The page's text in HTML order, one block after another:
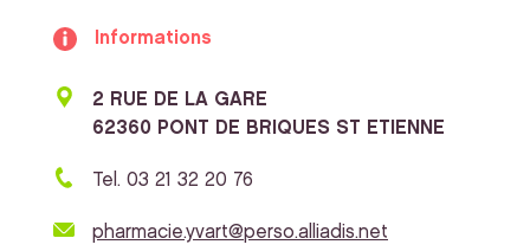
Informations
2 RUE DE LA GARE
62360 PONT DE BRIQUES ST ETIENNE
Tel. 03 21 32 20 76
pharmacie.yvart@perso.alliadis.net